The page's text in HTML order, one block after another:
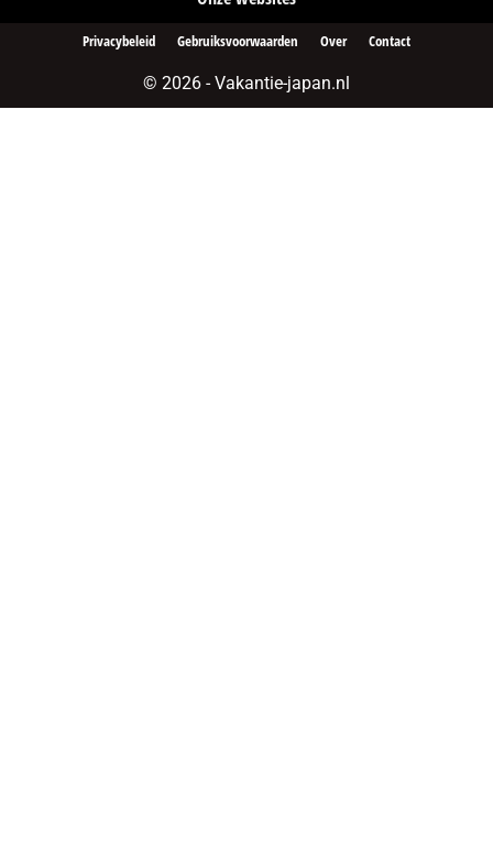
© 2026 - Vakantie-japan.nl
Privacybeleid Gebruiksvoorwaarden Over Contact